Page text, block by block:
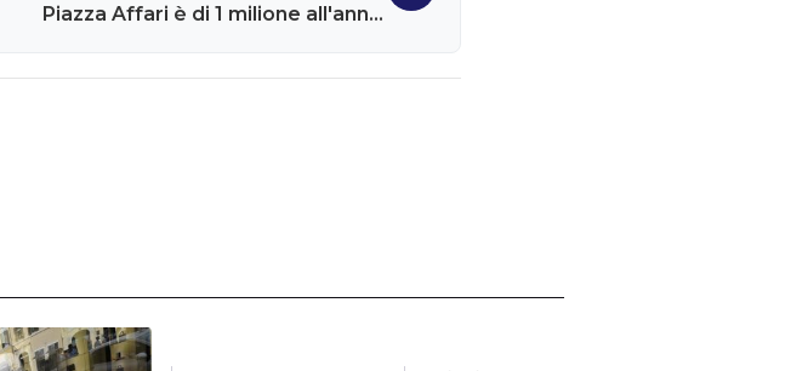
Piazza Affari è di 1 milione all'anno,